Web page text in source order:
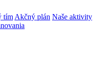
tím Akčný plán Naše aktivity